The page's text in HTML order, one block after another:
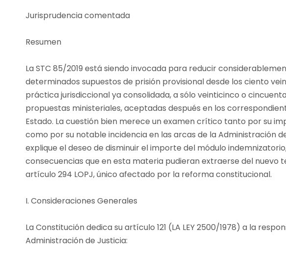
Jurisprudencia comentada
Resumen
La STC 85/2019 está siendo invocada para reducir
determinados supuestos de prisión provisional desde los ciento
práctica jurisdiccional ya consolidada, a sólo veinticinco o
propuestas ministeriales, aceptadas después en los
Estado. La cuestión bien merece un examen crítico tanto por su
como por su notable incidencia en las arcas de la Administración
explique el deseo de disminuir el importe del módulo
consecuencias que en esta materia pudieran extraerse del nuevo
artículo 294 LOPJ, único afectado por la reforma constitucional.
I. Consideraciones Generales
La Constitución dedica su artículo 121 (LA LEY 2500/1978) a la
Administración de Justicia: